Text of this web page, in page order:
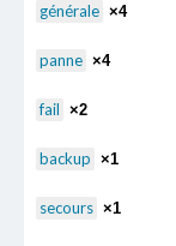
générale ×4
panne ×4
fail ×2
backup ×1
secours ×1